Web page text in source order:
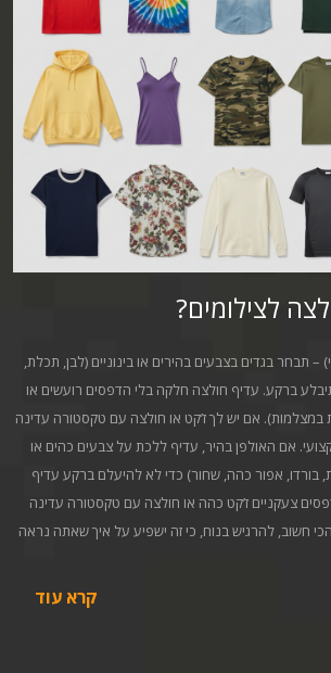
לצילומים?
תבחר בגדים בצבעים בהירים או בינוניים (לבן, תכלת,
ברקע. עדיף חולצה חלקה בלי הדפסים רועשים או
במצלמות). אם יש לך ז’קט או חולצה עם טקסטורה עדינה
אם האולפן בהיר, עדיף ללכת על צבעים כהים או
בורדו, אפור כהה, שחור) כדי לא להיעלם ברקע עדיף
צעקניים ז’קט כהה או חולצה עם טקסטורה עדינה
חשוב, להרגיש בנוח, כי זה ישפיע על איך שאתה נראה
קרא עוד